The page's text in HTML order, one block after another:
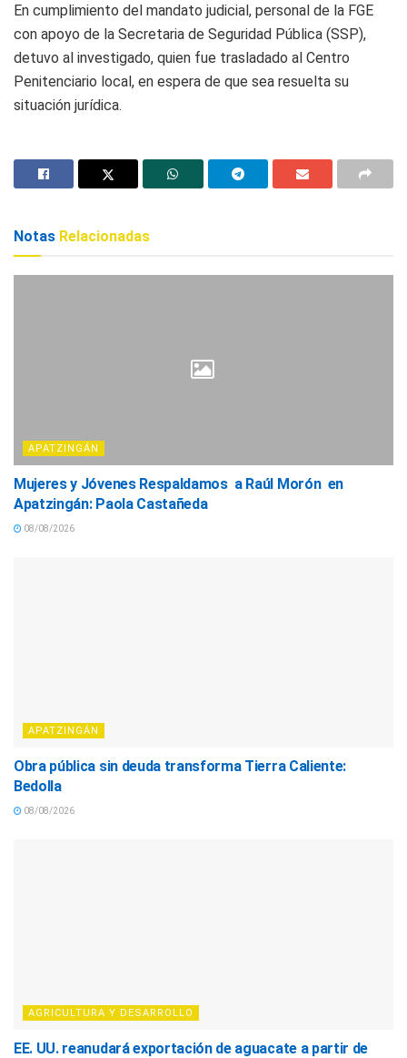
En cumplimiento del mandato judicial, personal de la FGE
con apoyo de la Secretaria de Seguridad Pública (SSP),
detuvo al investigado, quien fue trasladado al Centro
Penitenciario local, en espera de que sea resuelta su
situación jurídica.
Notas Relacionadas
APATZINGÁN
Mujeres y Jóvenes Respaldamos a Raúl Morón en
Apatzingán: Paola Castañeda
08/08/2026
APATZINGÁN
Obra pública sin deuda transforma Tierra Caliente:
Bedolla
08/08/2026
AGRICULTURA Y DESARROLLO
EE. UU. reanudará exportación de aguacate a partir de